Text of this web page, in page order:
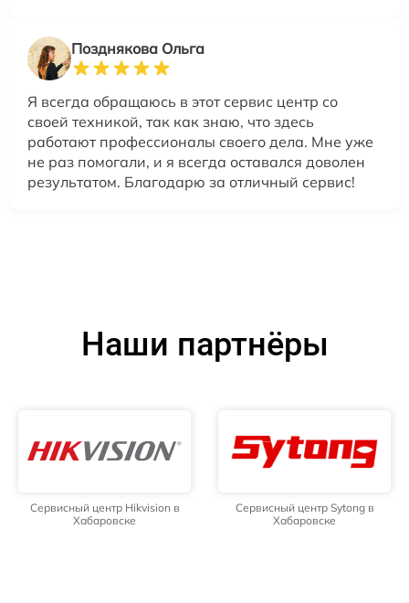
Позднякова Ольга
Я всегда обращаюсь в этот сервис центр со
своей техникой, так как знаю, что здесь
работают профессионалы своего дела. Мне уже
не раз помогали, и я всегда оставался доволен
результатом. Благодарю за отличный сервис!
Наши партнёры
Сервисный центр Hikvision в
Хабаровске
Сервисный центр Sytong в
Хабаровске